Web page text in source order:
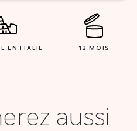
EN ITALIE 12 MOIS
aussi